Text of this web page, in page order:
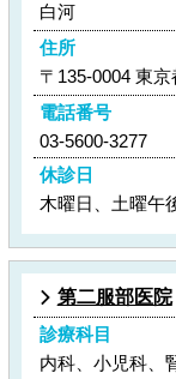
白河
住所
〒135-0004 東
電話番号
03-5600-3277
休診日
木曜日、土曜午
第二服部医院
診療科目
内科、小児科、